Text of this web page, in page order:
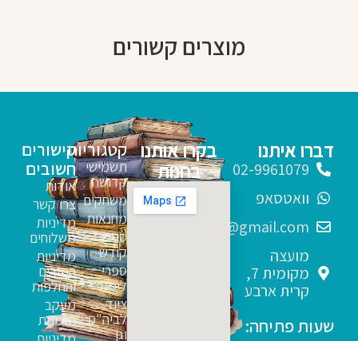
מוצרים קשורים
קטגוריות
תשמישי
קדושה
משחקים
מחנאות
ספרי
קודש
ספרי
לימוד
ציוד
לביה"ס
וגן
קישורים
חשובים
אודות
צרו קשר
מדיניות
משלוחים
מדיניות
החזרים
והחלפות
מעקב
הזמנות
דברו איתנו
02-9961079
וואטסאפ
sfarim.k4@gmail.com
מועצה
מקומית 7,
קרית ארבע
שעות פתיחה:
בקרו אותנו
בחנות